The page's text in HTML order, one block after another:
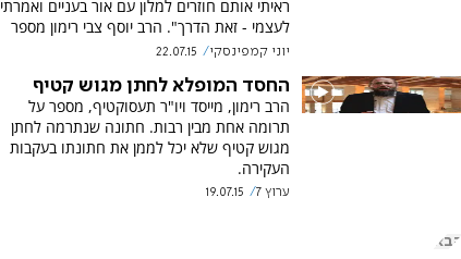
ראיתי אותם חוזרים למלון עם אור בעניים ואמרתי
לעצמי - זאת הדרך". הרב יוסף צבי רימון מספר
יוני קמפינסקי 22.07.15
החסד המופלא לחתן מגוש קטיף
הרב רימון, מייסד ויו"ר תעסוקטיף, מספר על
תרומה אחת מבין רבות. חתונה שנתרמה לחתן
מגוש קטיף שלא יכל לממן את חתונתו בעקבות
העקירה.
ערוץ 7 19.07.15
הבא